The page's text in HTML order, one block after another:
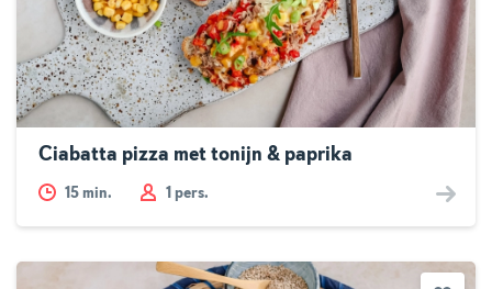
Ciabatta pizza met tonijn & paprika
15 min. 1 pers.